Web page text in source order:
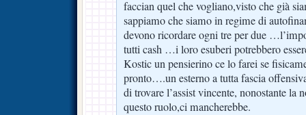
faccian quel che vogliano,visto che già
sappiamo che siamo in regime di
devono ricordare ogni tre per due
tutti cash …i loro esuberi potrebbero
Kostic un pensierino ce lo farei se
pronto….un esterno a tutta fascia
di trovare l’assist vincente, nonostante la
questo ruolo,ci mancherebbe.